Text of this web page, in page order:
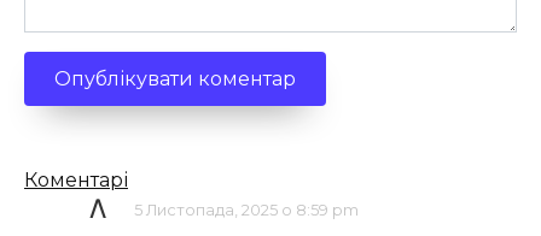
Кількість
коментарів
Коментарі
/\
5 Листопада, 2025 о 8:59 pm